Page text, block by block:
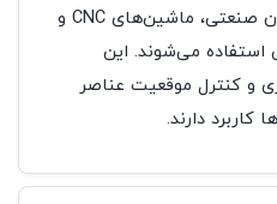
جمله رباتیک، اتوماسیون صنعتی، ماشین‌های CNC و
استفاده می‌شوند. این
و کنترل موقعیت عناصر
کاربرد دارند.